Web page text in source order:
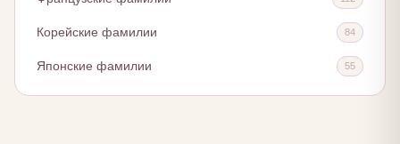
Корейские фамилии 84
Японские фамилии 55